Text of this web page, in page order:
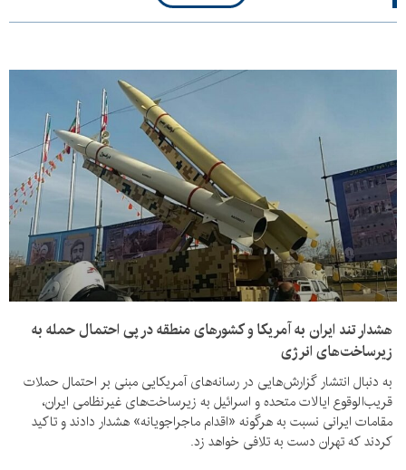
هشدار تند ایران به آمریکا و کشورهای منطقه در پی احتمال حمله به
زیرساخت‌های انرژی
به دنبال انتشار گزارش‌هایی در رسانه‌های آمریکایی مبنی بر احتمال حملات
قریب‌الوقوع ایالات متحده و اسرائیل به زیرساخت‌های غیرنظامی ایران،
مقامات ایرانی نسبت به هرگونه «اقدام ماجراجویانه» هشدار دادند و تاکید
کردند که تهران دست به تلافی خواهد زد.